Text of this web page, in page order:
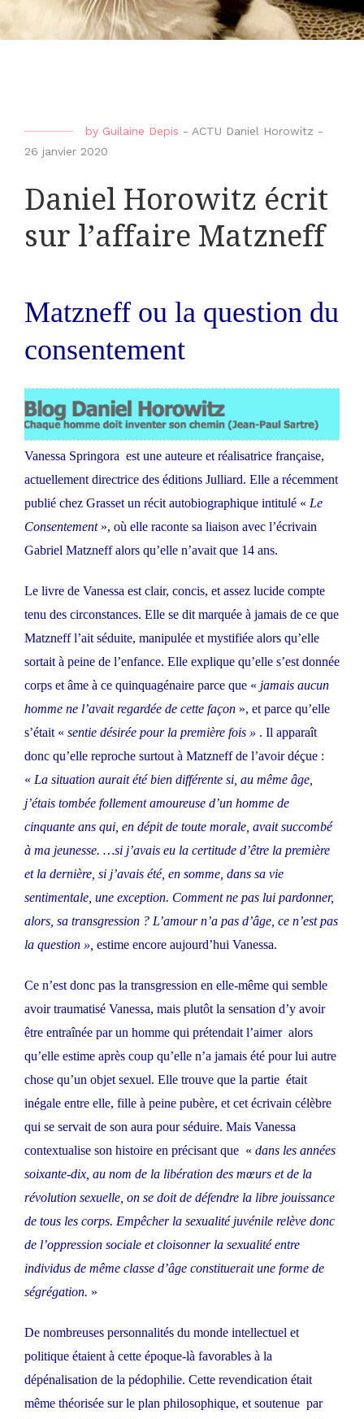
by Guilaine Depis - ACTU Daniel Horowitz -
26 janvier 2020
Daniel Horowitz écrit
sur l’affaire Matzneff
Matzneff ou la question du
consentement
Vanessa Springora est une auteure et réalisatrice française,
actuellement directrice des éditions Julliard. Elle a récemment
publié chez Grasset un récit autobiographique intitulé « Le
Consentement», où elle raconte sa liaison avec l’écrivain
Gabriel Matzneff alors qu’elle n’avait que 14 ans.
Le livre de Vanessa est clair, concis, et assez lucide compte
tenu des circonstances. Elle se dit marquée à jamais de ce que
Matzneff l’ait séduite, manipulée et mystifiée alors qu’elle
sortait à peine de l’enfance. Elle explique qu’elle s’est donnée
corps et âme à ce quinquagénaire parce que « jamais aucun
homme ne l’avait regardée de cette façon », et parce qu’elle
s’était « sentie désirée pour la première fois » . Il apparaît
donc qu’elle reproche surtout à Matzneff de l’avoir déçue :
« La situation aurait été bien différente si, au même âge,
j’étais tombée follement amoureuse d’un homme de
cinquante ans qui, en dépit de toute morale, avait succombé
à ma jeunesse. …si j’avais eu la certitude d’être la première
et la dernière, si j’avais été, en somme, dans sa vie
sentimentale, une exception. Comment ne pas lui pardonner,
alors, sa transgression ? L’amour n’a pas d’âge, ce n’est pas
la question », estime encore aujourd’hui Vanessa.
Ce n’est donc pas la transgression en elle-même qui semble
avoir traumatisé Vanessa, mais plutôt la sensation d’y avoir
être entraînée par un homme qui prétendait l’aimer alors
qu’elle estime après coup qu’elle n’a jamais été pour lui autre
chose qu’un objet sexuel. Elle trouve que la partie était
inégale entre elle, fille à peine pubère, et cet écrivain célèbre
qui se servait de son aura pour séduire. Mais Vanessa
contextualise son histoire en précisant que « dans les années
soixante-dix, au nom de la libération des mœurs et de la
révolution sexuelle, on se doit de défendre la libre jouissance
de tous les corps. Empêcher la sexualité juvénile relève donc
de l’oppression sociale et cloisonner la sexualité entre
individus de même classe d’âge constituerait une forme de
ségrégation. »
De nombreuses personnalités du monde intellectuel et
politique étaient à cette époque-là favorables à la
dépénalisation de la pédophilie. Cette revendication était
même théorisée sur le plan philosophique, et soutenue par